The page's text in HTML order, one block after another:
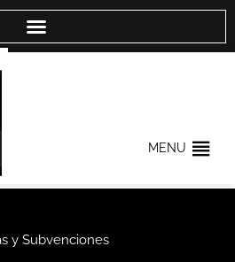
MENU
y Subvenciones